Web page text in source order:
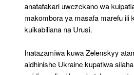
anatafakari uwezekano wa
makombora ya masafa marefu ili
kuikabiliana na Urusi.
Inatazamiwa kuwa Zelenskyy
aidhinishe Ukraine kupatiwa